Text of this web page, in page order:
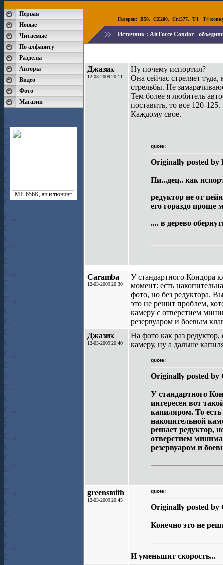
Первая
Новые
Читаемые
По алфавиту
Разделы
Авторы
Видео
Фото
Магазин
МР-656К, ап и тюнинг
Галереи: B50, CZ200, Cr1377, T4, T4
Источник : AirForce Condor -
Джазик
12-03-2009 20:11
Ну почему испортил?
Она сейчас стреляет
стрельбы. Не
Тем более я любитель
поставить, то все 120-125.
Каждому свое.
quote:
Originally posted by
Пи...дец.. как
редуктор не от
его гораздо проще
.... в дерево
Caramba
12-03-2009 20:30
У стандартного Кондора
момент: есть
фото, но без редуктора.
это не решит проблем,
камеру с отверстием
резервуаром и боевым
Джазик
12-03-2009 20:40
На фото как раз
камеру, ну а дальше
quote:
Originally posted by
У стандартного
интересен вот
капиляром. То есть
накопительной
решает редуктор,
отверстием
резервуаром и
greensmith
12-03-2009 20:45
quote:
Originally posted by
Конечно это не
И уменьшит скорость...